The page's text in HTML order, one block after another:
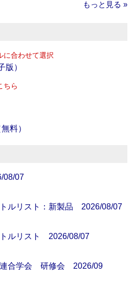
もっと見る »
に合わせて選択
版）
ちら
料）
08/07
ルリスト：新製品 2026/08/07
ルリスト 2026/08/07
連合学会 研修会 2026/09